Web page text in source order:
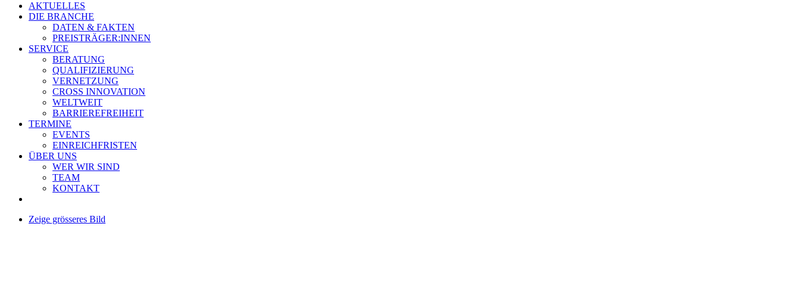
AKTUELLES
DIE BRANCHE
DATEN & FAKTEN
PREISTRÄGER:INNEN
SERVICE
BERATUNG
QUALIFIZIERUNG
VERNETZUNG
CROSS INNOVATION
WELTWEIT
BARRIEREFREIHEIT
TERMINE
EVENTS
EINREICHFRISTEN
ÜBER UNS
WER WIR SIND
TEAM
KONTAKT
Zeige grösseres Bild